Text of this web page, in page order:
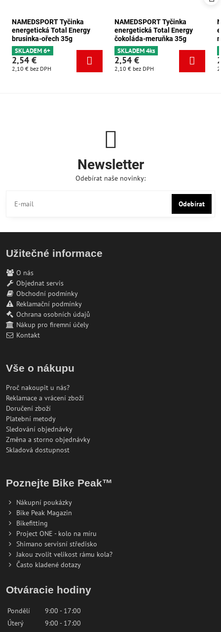
NAMEDSPORT Tyčinka
energetická Total Energy
brusinka-ořech 35g
SKLADEM 6+
2,54 €
2,10 € bez DPH
NAMEDSPORT Tyčinka
energetická Total Energy
čokoláda-meruňka 35g
SKLADEM 4ks
2,54 €
2,10 € bez DPH
Newsletter
Odebírat naše novinky:
Odebírat
Užitečné informace
O nás
Objednat servis
Obchodní podmínky
Reklamační podmínky
Ochrana osobních údajů
Nákup pro firemní účely
Kontakt
Vše o nákupu
Proč nakoupit u nás?
Reklamace a vrácení zboží
Doručení zboží
Platební metody
Sledování objednávky
Změna a storno objednávky
Skladová dostupnost
Poznejte Bike Peak™
Nákupní poukázky
Bike Peak Magazin
Bikefitting
Project ONE - kolo na míru
Shimano servisní středisko
Jakou zvolit velikost rámu kola?
Často kladené dotazy
Otváracie hodiny
Pondělí
9:00 - 17:00
Úterý
9:00 - 17:00